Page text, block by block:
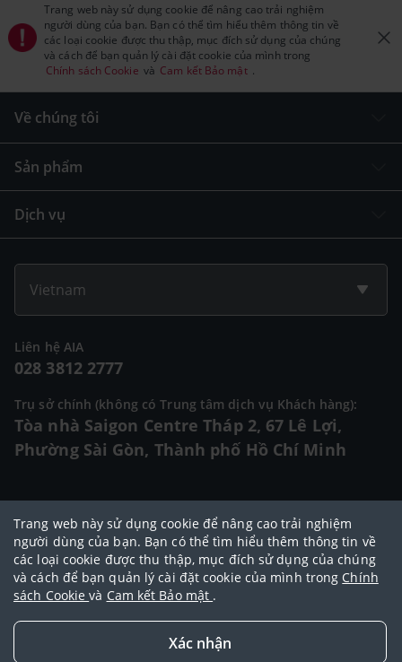
Trang web này sử dụng cookie để nâng cao trải nghiệm
người dùng của bạn. Bạn có thể tìm hiểu thêm thông tin về
các loại cookie được thu thập, mục đích sử dụng của chúng
và cách để bạn quản lý cài đặt cookie của mình trong
Chính sách Cookie và Cam kết Bảo mật .
Về chúng tôi
Sản phẩm
Dịch vụ
Vietnam
Liên hệ AIA
028 3812 2777
Trụ sở chính (không có Trung tâm dịch vụ Khách hàng):
Tòa nhà Saigon Centre Tháp 2, 67 Lê Lợi,
Phường Sài Gòn, Thành phố Hồ Chí Minh
Đại lý Ngoại hạng AIA|Điều khoản sử dụng |Cam kết bảo mật|Chính
sách bảo vệ dữ liệu cá nhân|Chính sách cookie |Quy tắc đạo đức|
Điều khoản và điều kiện sử dụng dịch vụ thanh toán trực tuyến
Trang web này sử dụng cookie để nâng cao trải nghiệm
người dùng của bạn. Bạn có thể tìm hiểu thêm thông tin về
các loại cookie được thu thập, mục đích sử dụng của chúng
và cách để bạn quản lý cài đặt cookie của mình trong Chính
sách Cookievà Cam kết Bảo mật .
Xác nhận